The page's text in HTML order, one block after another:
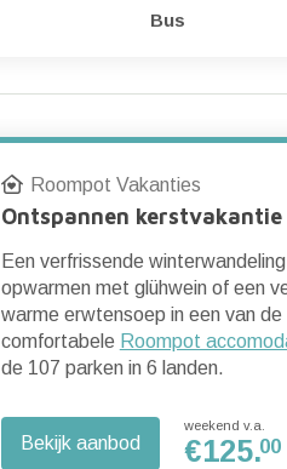
Bus
Roompot Vakanties
Ontspannen kerstvakantie
Een verfrissende
opwarmen met glühwein of een
warme erwtensoep in een van de
comfortabele Roompot
de 107 parken in 6 landen.
Bekijk aanbod
weekend v.a.
€125.00